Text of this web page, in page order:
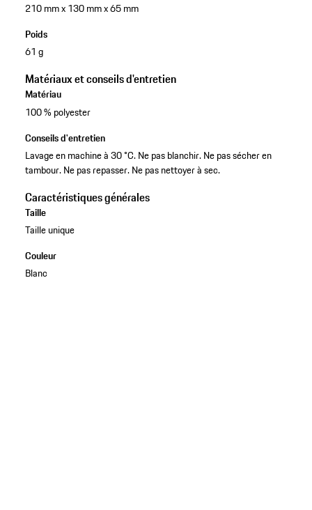
210 mm x 130 mm x 65 mm
Poids
61 g
Matériaux et conseils d'entretien
Matériau
100 % polyester
Conseils d'entretien
Lavage en machine à 30 °C. Ne pas blanchir. Ne pas sécher en
tambour. Ne pas repasser. Ne pas nettoyer à sec.
Caractéristiques générales
Taille
Taille unique
Couleur
Blanc